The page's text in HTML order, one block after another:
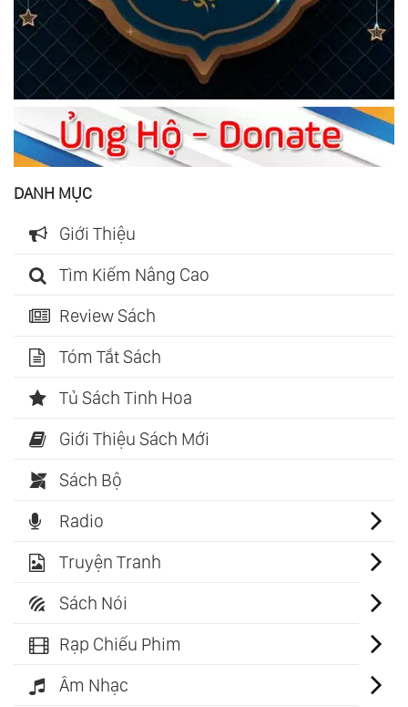
DANH MỤC
Giới Thiệu
Tìm Kiếm Nâng Cao
Review Sách
Tóm Tắt Sách
Tủ Sách Tinh Hoa
Giới Thiệu Sách Mới
Sách Bộ
Radio
Truyện Tranh
Sách Nói
Rạp Chiếu Phim
Âm Nhạc